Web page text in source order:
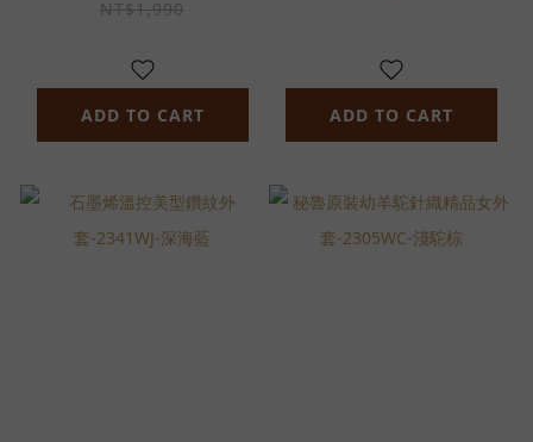
NT$1,990
ADD TO CART ADD TO CART